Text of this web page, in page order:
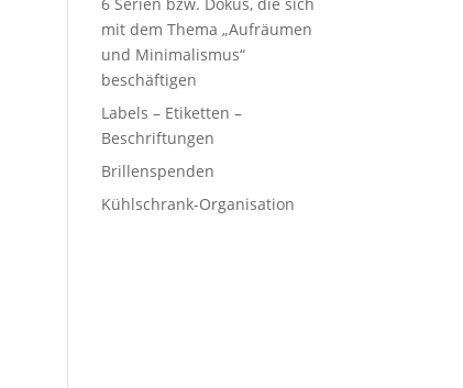
mit dem Thema „Aufräumen
und Minimalismus“
beschäftigen
Labels – Etiketten –
Beschriftungen
Brillenspenden
Kühlschrank-Organisation